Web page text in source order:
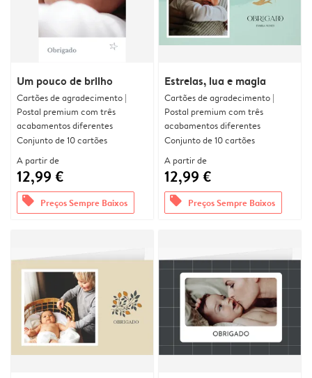
Um pouco de brilho
Cartões de agradecimento |
Postal premium com três
acabamentos diferentes
Conjunto de 10 cartões
A partir de
12,99 €
offers Preços Sempre Baixos
Estrelas, lua e magia
Cartões de agradecimento |
Postal premium com três
acabamentos diferentes
Conjunto de 10 cartões
A partir de
12,99 €
offers Preços Sempre Baixos